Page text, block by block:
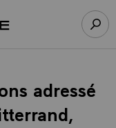
Élysée
adressé